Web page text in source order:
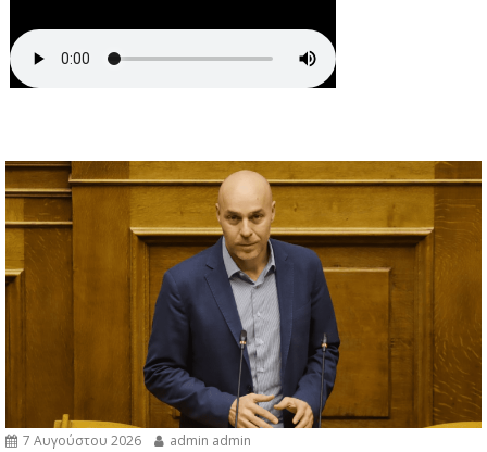
7 Αυγούστου 2026 admin admin